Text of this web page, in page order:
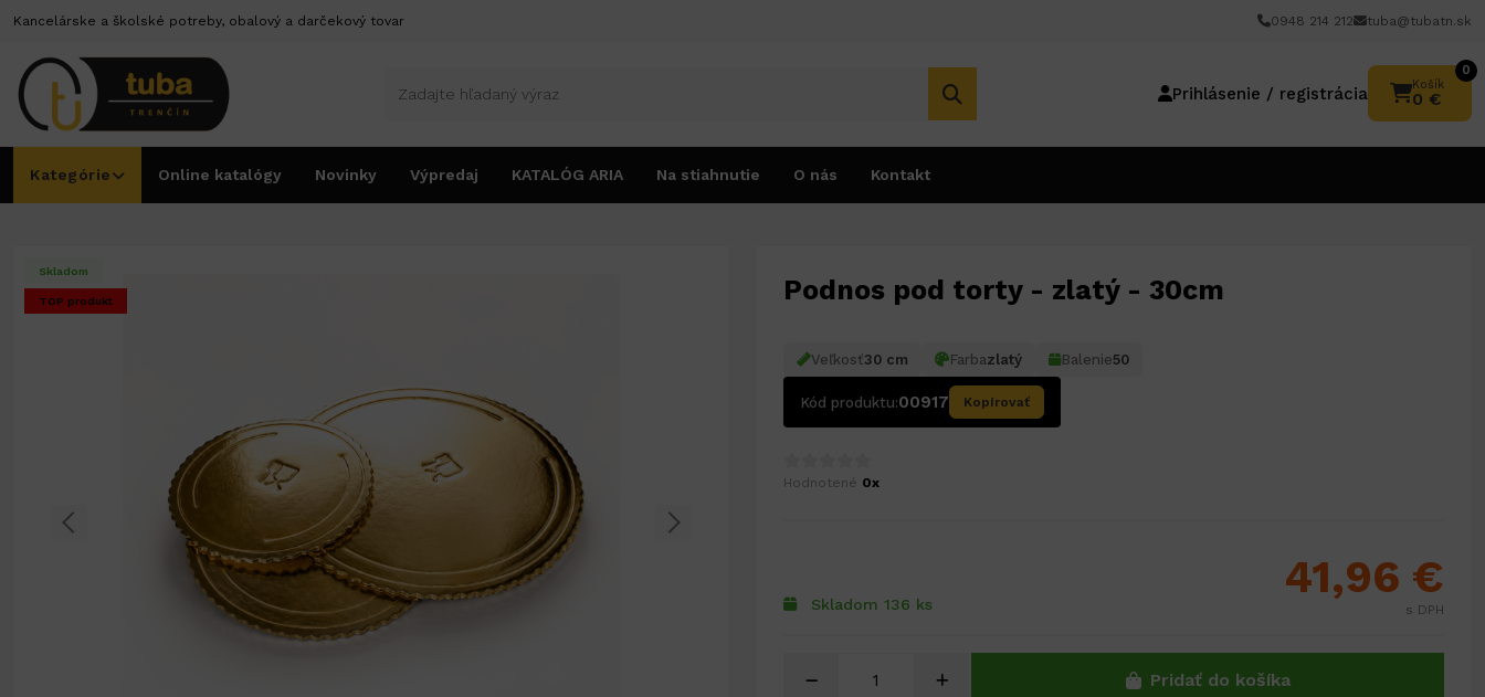
Kancelárske a školské potreby, obalový a darčekový tovar 0948 214 212 tuba@tubatn.sk
Prihlásenie / registrácia Košík
0
0 €
Kategórie Online katalógy Novinky Výpredaj KATALÓG ARIA Na stiahnutie O nás Kontakt
Podnosy pod torty Pevné z 3-vrst. lepenky Zlaté podnosy Podnos pod torty - zlatý - 30cm
Skladom
TOP produkt Podnos pod torty - zlatý - 30cm
Veľkosť30 cm Farbazlatý Balenie50
Kód produktu:00917 Kopírovať
Hodnotené 0x
Skladom 136 ks
41,96 €
s DPH
Pridať do košíka